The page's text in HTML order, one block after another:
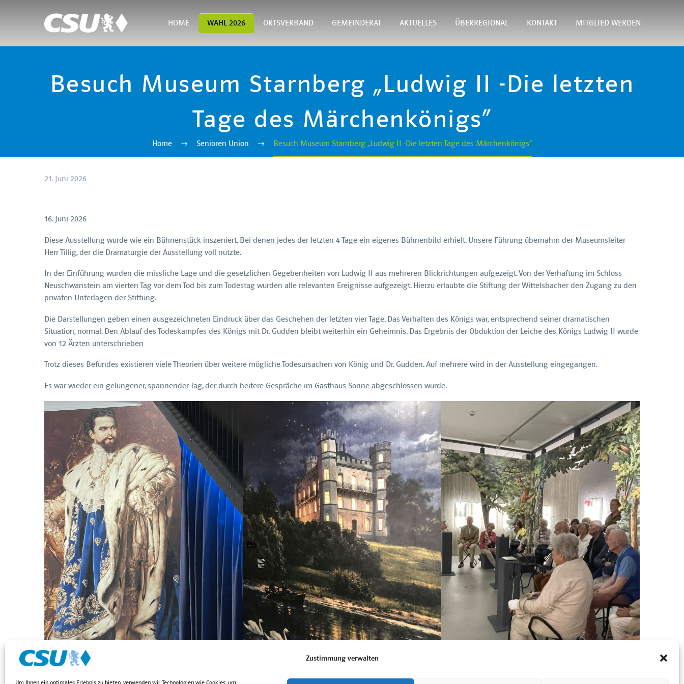
Zustimmung verwalten
HOME WAHL 2026 ORTSVERBAND GEMEINDERAT AKTUELLES ÜBERREGIONAL KONTAKT MITGLIED WERDEN
Besuch Museum Starnberg „Ludwig II -Die letzten
Tage des Märchenkönigs“
Home Senioren Union Besuch Museum Starnberg „Ludwig II -Die letzten Tage des Märchenkönigs“
21. Juni 2026
16. Juni 2026
Diese Ausstellung wurde wie ein Bühnenstück inszeniert, Bei denen jedes der letzten 4 Tage ein eigenes Bühnenbild erhielt. Unsere Führung übernahm der Museumsleiter
Herr Tillig, der die Dramaturgie der Ausstellung voll nutzte.
In der Einführung wurden die missliche Lage und die gesetzlichen Gegebenheiten von Ludwig II aus mehreren Blickrichtungen aufgezeigt. Von der Verhaftung im Schloss
Neuschwanstein am vierten Tag vor dem Tod bis zum Todestag wurden alle relevanten Ereignisse aufgezeigt. Hierzu erlaubte die Stiftung der Wittelsbacher den Zugang zu den
privaten Unterlagen der Stiftung.
Die Darstellungen geben einen ausgezeichneten Eindruck über das Geschehen der letzten vier Tage. Das Verhalten des Königs war, entsprechend seiner dramatischen
Situation, normal. Den Ablauf des Todeskampfes des Königs mit Dr. Gudden bleibt weiterhin ein Geheimnis. Das Ergebnis der Obduktion der Leiche des Königs Ludwig II wurde
von 12 Ärzten unterschrieben
Trotz dieses Befundes existieren viele Theorien über weitere mögliche Todesursachen von König und Dr. Gudden. Auf mehrere wird in der Ausstellung eingegangen.
Es war wieder ein gelungener, spannender Tag, der durch heitere Gespräche im Gasthaus Sonne abgeschlossen wurde.